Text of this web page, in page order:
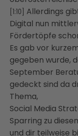
[1:10]
Allerdings
Digital nun
Fördertöpfe
Es gab vor
gegeben wurde,
September
gedeckt sind da
Thema,
Social Media
Sparring zu
und dir teilweise